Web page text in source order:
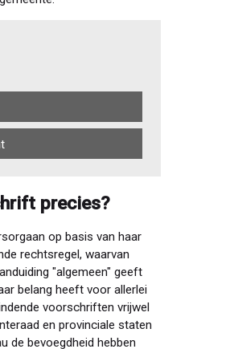
precies?
op basis van haar
rechtsregel, waarvan
"algemeen" geeft
belang heeft voor allerlei
voorschriften vrijwel
en provinciale staten
de bevoegdheid hebben